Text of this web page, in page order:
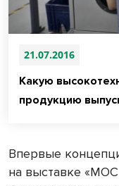
21.07.2016
Какую
продукцию
Впервые
на выставке